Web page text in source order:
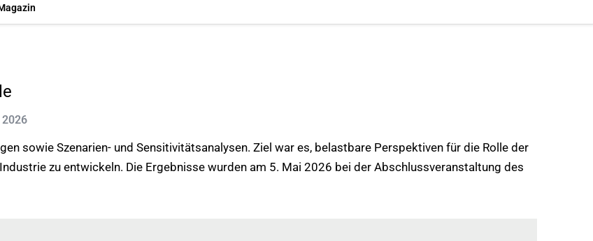
sowie Szenarien- und Sensitivitätsanalysen. Ziel war es, belastbare Perspektiven für die Rolle der
zu entwickeln. Die Ergebnisse wurden am 5. Mai 2026 bei der Abschlussveranstaltung des